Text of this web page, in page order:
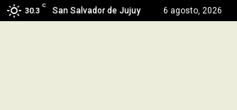
30.3
C
San Salvador de Jujuy 6 agosto, 2026
del pago de la tasa por…